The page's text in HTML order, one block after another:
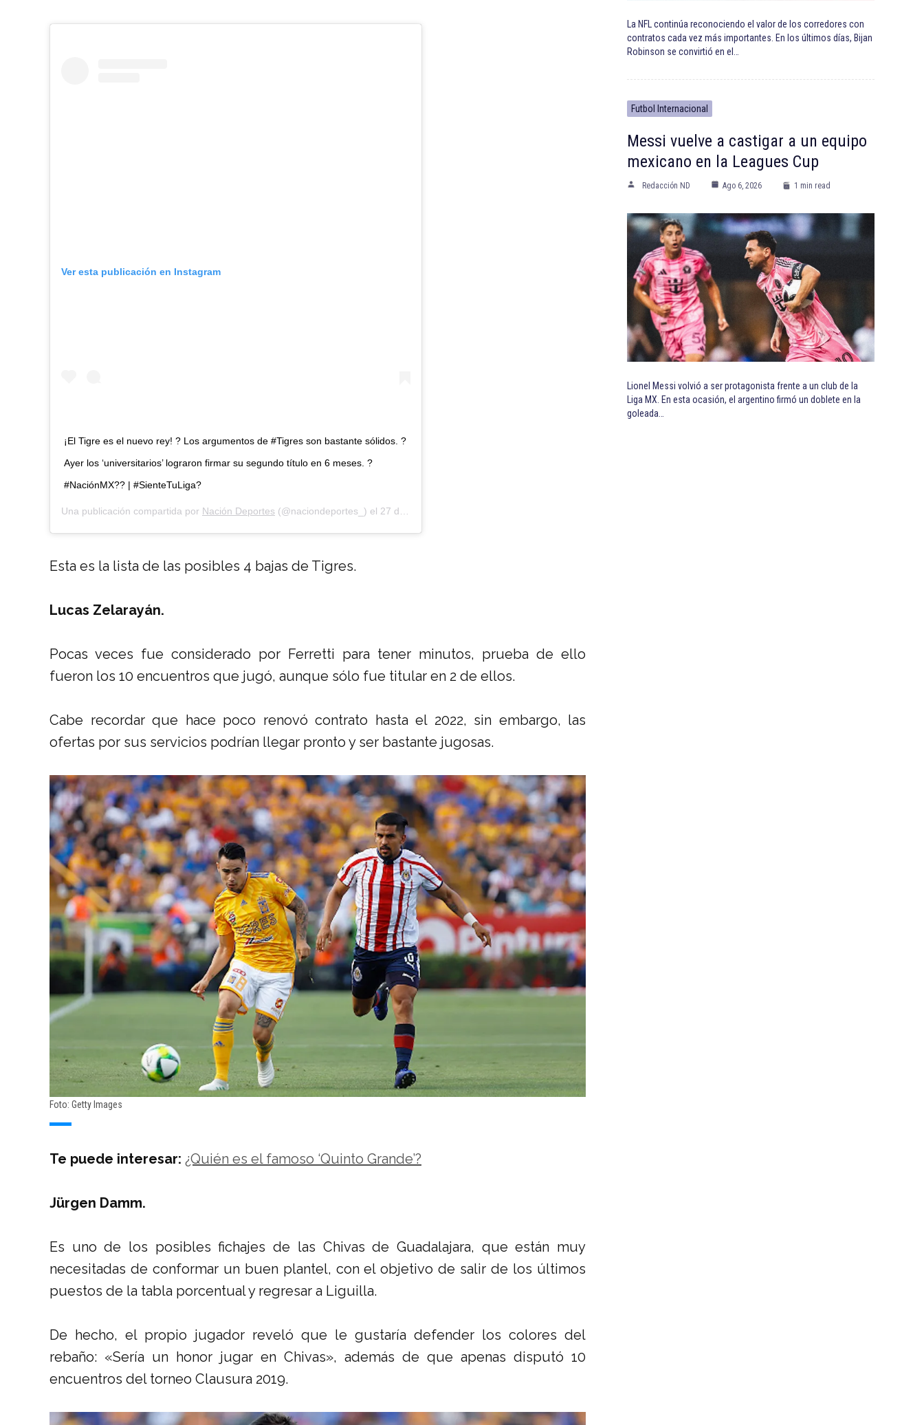
Ver esta publicación en Instagram
¡El Tigre es el nuevo rey! ? Los argumentos de #Tigres son bastante sólidos. ?
Ayer los ‘universitarios’ lograron firmar su segundo título en 6 meses. ?
#NaciónMX?? | #SienteTuLiga?
Una publicación compartida por Nación Deportes (@naciondeportes_) el 27 de May de 2019 a las 12:29 PDT
Esta es la lista de las posibles 4 bajas de Tigres.
Lucas Zelarayán.
Pocas veces fue considerado por Ferretti para tener minutos, prueba de ello
fueron los 10 encuentros que jugó, aunque sólo fue titular en 2 de ellos.
Cabe recordar que hace poco renovó contrato hasta el 2022, sin embargo, las
ofertas por sus servicios podrían llegar pronto y ser bastante jugosas.
Foto: Getty Images
Te puede interesar: ¿Quién es el famoso ‘Quinto Grande’?
Jürgen Damm.
Es uno de los posibles fichajes de las Chivas de Guadalajara, que están muy
necesitadas de conformar un buen plantel, con el objetivo de salir de los últimos
puestos de la tabla porcentual y regresar a Liguilla.
De hecho, el propio jugador reveló que le gustaría defender los colores del
rebaño: «Sería un honor jugar en Chivas», además de que apenas disputó 10
encuentros del torneo Clausura 2019.
La NFL continúa reconociendo el valor de los corredores con
contratos cada vez más importantes. En los últimos días, Bijan
Robinson se convirtió en el…
Futbol Internacional
Messi vuelve a castigar a un equipo
mexicano en la Leagues Cup
Redacción ND Ago 6, 2026 1 min read
Lionel Messi volvió a ser protagonista frente a un club de la
Liga MX. En esta ocasión, el argentino firmó un doblete en la
goleada…